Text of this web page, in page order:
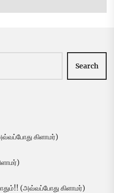
Search
கிளாமர்)
(அவ்வப்போது கிளாமர்)